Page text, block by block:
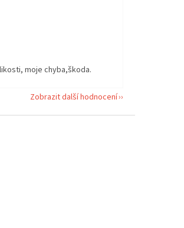
5 z 5 hvězdiček.
moje chyba,škoda.
Zobrazit další hodnocení